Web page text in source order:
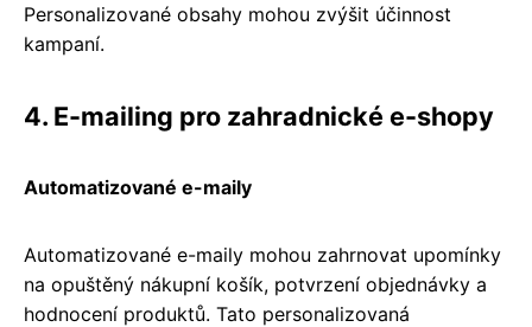
Personalizované obsahy mohou zvýšit účinnost
kampaní.
4. E-mailing pro zahradnické e-shopy
Automatizované e-maily
Automatizované e-maily mohou zahrnovat upomínky
na opuštěný nákupní košík, potvrzení objednávky a
hodnocení produktů. Tato personalizovaná